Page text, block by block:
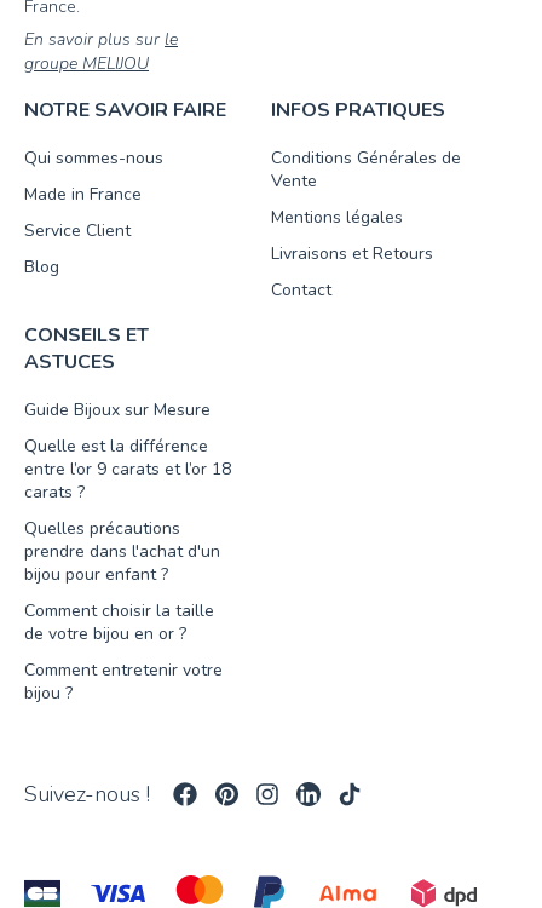
France.
En savoir plus sur le
groupe MELIJOU
NOTRE SAVOIR FAIRE
Qui sommes-nous
Made in France
Service Client
Blog
INFOS PRATIQUES
Conditions Générales de
Vente
Mentions légales
Livraisons et Retours
Contact
CONSEILS ET
ASTUCES
Guide Bijoux sur Mesure
Quelle est la différence
entre l’or 9 carats et l’or 18
carats ?
Quelles précautions
prendre dans l'achat d'un
bijou pour enfant ?
Comment choisir la taille
de votre bijou en or ?
Comment entretenir votre
bijou ?
Suivez-nous !